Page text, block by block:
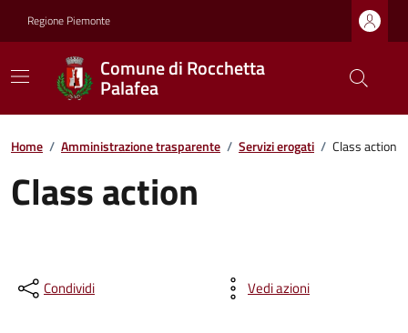
Regione Piemonte
Comune di Rocchetta
Palafea
Home / Amministrazione trasparente / Servizi erogati / Class action
Class action
Condividi Vedi azioni